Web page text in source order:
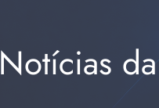
Notícias